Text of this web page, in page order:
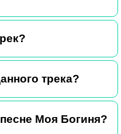
трека?
Моя Богиня?